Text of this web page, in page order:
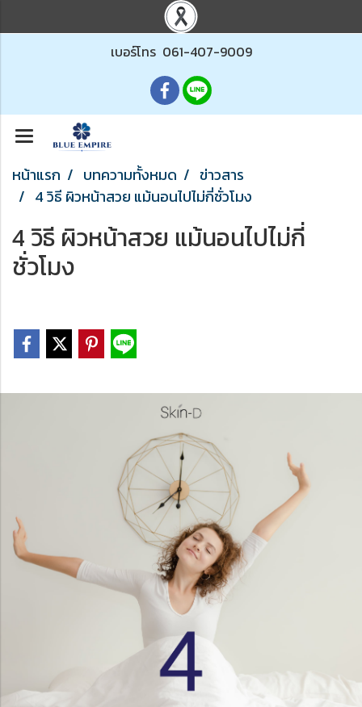
เบอร์โทร 061-407-9009
หน้าแรก บทความทั้งหมด
ข่าวสาร
4 วิธี ผิวหน้าสวย แม้นอนไปไม่กี่ชั่วโมง
4 วิธี ผิวหน้าสวย แม้นอนไปไม่กี่
ชั่วโมง